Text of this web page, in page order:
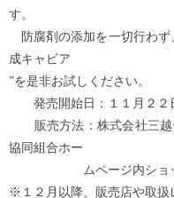
す。
防腐剤の添加を一切行わず
成キャビア
”を是非お試しください。
発売開始日：１１月２２
販売方法：株式会社三越
協同組合ホー
ムページ内ショッピ
※１２月以降、販売店や取扱